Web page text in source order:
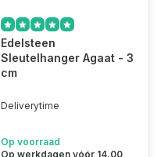
Edelsteen
Sleutelhanger Agaat - 3
cm
Deliverytime
Op voorraad
Op werkdagen vóór 14.00